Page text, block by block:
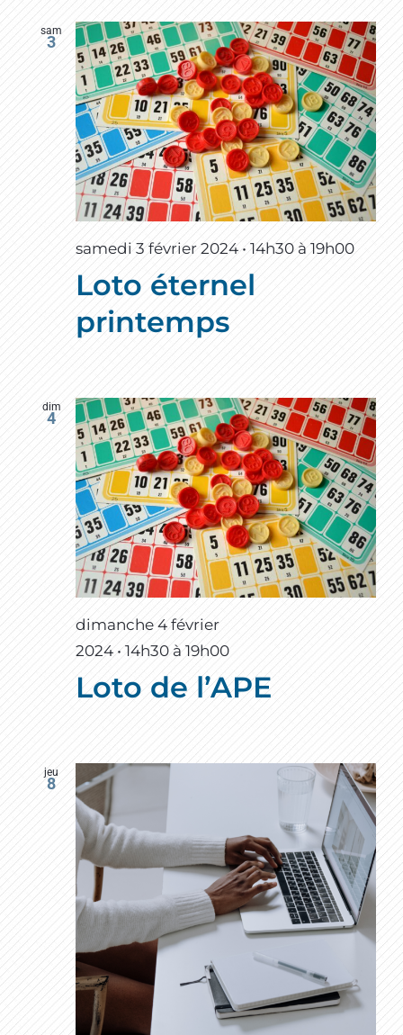
sam
3
samedi 3 février 2024 • 14h30 à 19h00
Loto éternel
printemps
dim
4
dimanche 4 février
2024 • 14h30 à 19h00
Loto de l’APE
jeu
8